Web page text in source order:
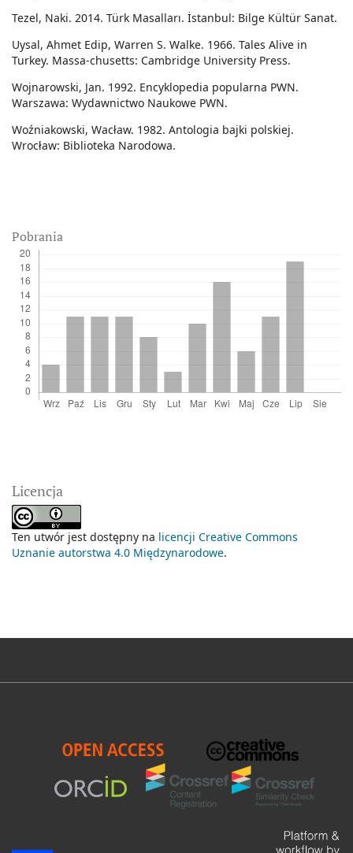
Pobrania
Tezel, Naki. 2014. Türk Masalları. İstanbul: Bilge Kültür Sanat.
Uysal, Ahmet Edip, Warren S. Walke. 1966. Tales Alive in
Turkey. Massa-chusetts: Cambridge University Press.
Wojnarowski, Jan. 1992. Encyklopedia popularna PWN.
Warszawa: Wydawnictwo Naukowe PWN.
Woźniakowski, Wacław. 1982. Antologia bajki polskiej.
Wrocław: Biblioteka Narodowa.
Licencja
Ten utwór jest dostępny na licencji Creative Commons
Uznanie autorstwa 4.0 Międzynarodowe.